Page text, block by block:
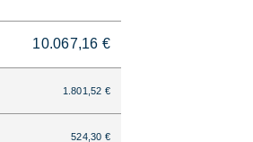
10.067,16 €
1.801,52 €
524,30 €